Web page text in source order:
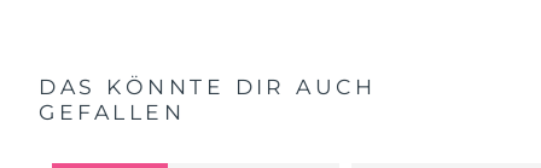
DAS KÖNNTE DIR AUCH
GEFALLEN